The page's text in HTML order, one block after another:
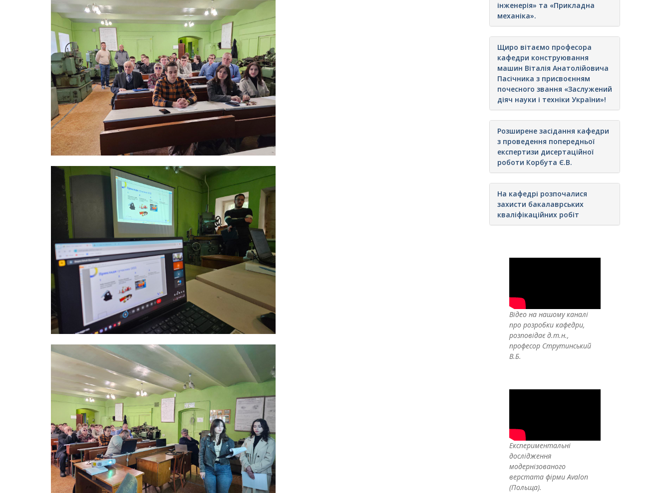
інженерія» та «Прикладна
механіка».
Щиро вітаємо професора
кафедри конструювання
машин Віталія Анатолійовича
Пасічника з присвоєнням
почесного звання «Заслужений
діяч науки і техніки України»!
Розширене засідання кафедри
з проведення попередньої
експертизи дисертаційної
роботи Корбута Є.В.
На кафедрі розпочалися
захисти бакалаврських
кваліфікаційних робіт
Відео на нашому каналі
про розробки кафедри,
розповідає д.т.н.,
професор Струтинський
В.Б.
Експериментальні
дослідження
модернізованого
верстата фірми Avalon
(Польща).